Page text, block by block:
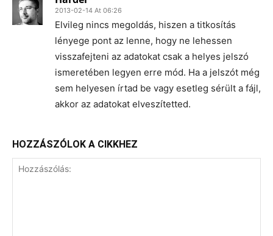
2013-02-14 At 06:26
Elvileg nincs megoldás, hiszen a titkosítás
lényege pont az lenne, hogy ne lehessen
visszafejteni az adatokat csak a helyes jelszó
ismeretében legyen erre mód. Ha a jelszót még
sem helyesen írtad be vagy esetleg sérült a fájl,
akkor az adatokat elveszítetted.
HOZZÁSZÓLOK A CIKKHEZ